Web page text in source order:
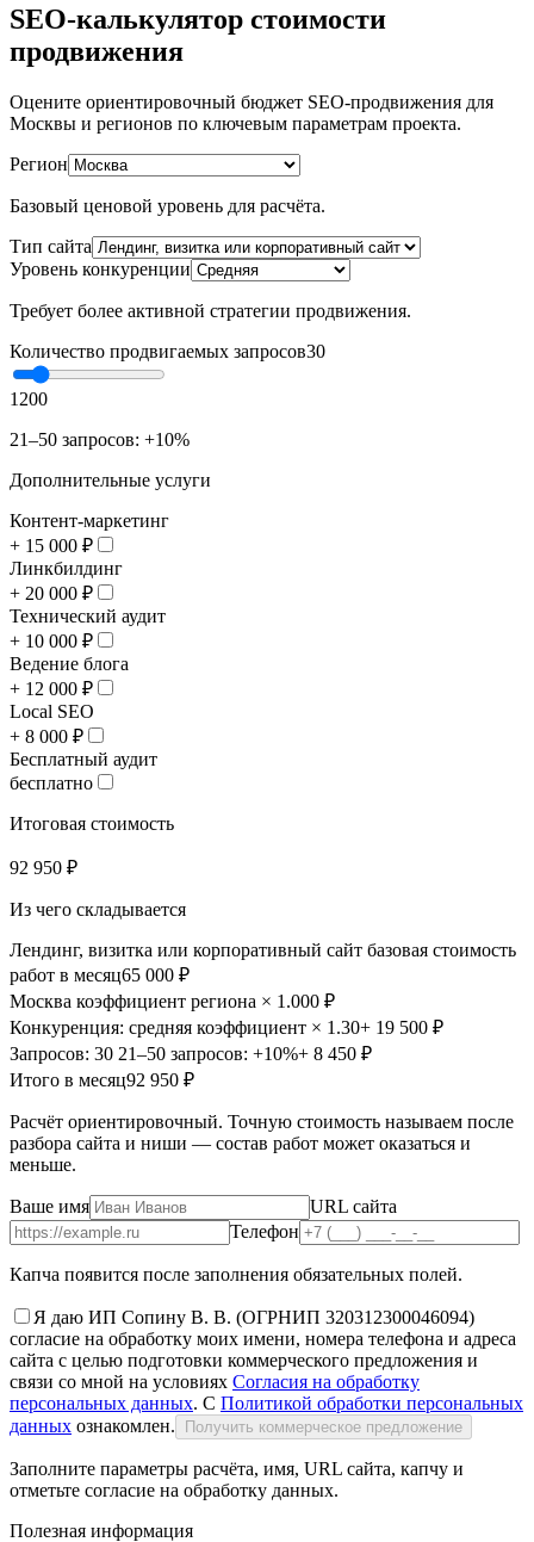
SEO-калькулятор стоимости
продвижения
Оцените ориентировочный бюджет SEO-продвижения для
Москвы и регионов по ключевым параметрам проекта.
Регион
Базовый ценовой уровень для расчёта.
Тип сайта
Уровень конкуренции
Требует более активной стратегии продвижения.
Количество продвигаемых запросов30
1 200
21–50 запросов: +10%
Дополнительные услуги
Контент-маркетинг
+ 15 000 ₽
Линкбилдинг
+ 20 000 ₽
Технический аудит
+ 10 000 ₽
Ведение блога
+ 12 000 ₽
Local SEO
+ 8 000 ₽
Бесплатный аудит
бесплатно
Итоговая стоимость
92 950 ₽
Из чего складывается
Лендинг, визитка или корпоративный сайт базовая стоимость
работ в месяц65 000 ₽
Москва коэффициент региона × 1.000 ₽
Конкуренция: средняя коэффициент × 1.30+ 19 500 ₽
Запросов: 30 21–50 запросов: +10%+ 8 450 ₽
Итого в месяц92 950 ₽
Расчёт ориентировочный. Точную стоимость называем после
разбора сайта и ниши — состав работ может оказаться и
меньше.
Ваше имя
URL сайта
Телефон
Капча появится после заполнения обязательных полей.
Я даю ИП Сопину В. В. (ОГРНИП 320312300046094)
согласие на обработку моих имени, номера телефона и адреса
сайта с целью подготовки коммерческого предложения и
связи со мной на условиях Согласия на обработку
персональных данных. С Политикой обработки персональных
данных ознакомлен. Получить коммерческое предложение
Заполните параметры расчёта, имя, URL сайта, капчу и
отметьте согласие на обработку данных.
Полезная информация